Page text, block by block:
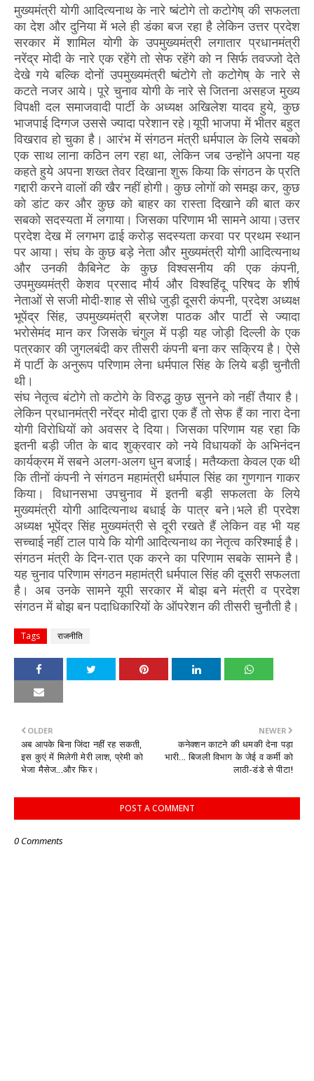
मुख्यमंत्री योगी आदित्यनाथ के नारे ष्बंटोगे तो कटोगेष् की सफलता
का देश और दुनिया में भले ही डंका बज रहा है लेकिन उत्तर प्रदेश
सरकार में शामिल योगी के उपमुख्यमंत्री लगातार प्रधानमंत्री
नरेंद्र मोदी के नारे एक रहेंगे तो सेफ रहेंगे को न सिर्फ तवज्जो देते
देखे गये बल्कि दोनों उपमुख्यमंत्री ष्बंटोगे तो कटोगेष् के नारे से
कटते नजर आये। पूरे चुनाव योगी के नारे से जितना असहज मुख्य
विपक्षी दल समाजवादी पार्टी के अध्यक्ष अखिलेश यादव हुये, कुछ
भाजपाई दिग्गज उससे ज्यादा परेशान रहे।यूपी भाजपा में भीतर बहुत
विखराव हो चुका है। आरंभ में संगठन मंत्री धर्मपाल के लिये सबको
एक साथ लाना कठिन लग रहा था, लेकिन जब उन्होंने अपना यह
कहते हुये अपना शख्त तेवर दिखाना शुरू किया कि संगठन के प्रति
गद्दारी करने वालों की खैर नहीं होगी। कुछ लोगों को समझ कर, कुछ
को डांट कर और कुछ को बाहर का रास्ता दिखाने की बात कर
सबको सदस्यता में लगाया। जिसका परिणाम भी सामने आया।उत्तर
प्रदेश देख में लगभग ढाई करोड़ सदस्यता करवा पर प्रथम स्थान
पर आया। संघ के कुछ बड़े नेता और मुख्यमंत्री योगी आदित्यनाथ
और उनकी कैबिनेट के कुछ विश्वसनीय की एक कंपनी,
उपमुख्यमंत्री केशव प्रसाद मौर्य और विश्वहिंदू परिषद के शीर्ष
नेताओं से सजी मोदी-शाह से सीधे जुड़ी दूसरी कंपनी, प्रदेश अध्यक्ष
भूपेंद्र सिंह, उपमुख्यमंत्री ब्रजेश पाठक और पार्टी से ज्यादा
भरोसेमंद मान कर जिसके चंगुल में पड़ी यह जोड़ी दिल्ली के एक
पत्रकार की जुगलबंदी कर तीसरी कंपनी बना कर सक्रिय है। ऐसे
में पार्टी के अनुरूप परिणाम लेना धर्मपाल सिंह के लिये बड़ी चुनौती
थी।
संघ नेतृत्व बंटोगे तो कटोगे के विरुद्ध कुछ सुनने को नहीं तैयार है।
लेकिन प्रधानमंत्री नरेंद्र मोदी द्वारा एक हैं तो सेफ हैं का नारा देना
योगी विरोधियों को अवसर दे दिया। जिसका परिणाम यह रहा कि
इतनी बड़ी जीत के बाद शुक्रवार को नये विधायकों के अभिनंदन
कार्यक्रम में सबने अलग-अलग धुन बजाई। मतैय्कता केवल एक थी
कि तीनों कंपनी ने संगठन महामंत्री धर्मपाल सिंह का गुणगान गाकर
किया। विधानसभा उपचुनाव में इतनी बड़ी सफलता के लिये
मुख्यमंत्री योगी आदित्यनाथ बधाई के पात्र बने।भले ही प्रदेश
अध्यक्ष भूपेंद्र सिंह मुख्यमंत्री से दूरी रखते हैं लेकिन वह भी यह
सच्चाई नहीं टाल पाये कि योगी आदित्यनाथ का नेतृत्व करिश्माई है।
संगठन मंत्री के दिन-रात एक करने का परिणाम सबके सामने है।
यह चुनाव परिणाम संगठन महामंत्री धर्मपाल सिंह की दूसरी सफलता
है। अब उनके सामने यूपी सरकार में बोझ बने मंत्री व प्रदेश
संगठन में बोझ बन पदाधिकारियों के ऑपरेशन की तीसरी चुनौती है।
Tags राजनीति
NEWER
कनेक्शन काटने की धमकी देना पड़ा
भारी... बिजली विभाग के जेई व कर्मी को
लाठी-डंडे से पीटा!
OLDER
अब आपके बिना जिंदा नहीं रह सकती,
इस कुएं में मिलेगी मेरी लाश, प्रेमी को
भेजा मैसेज...और फिर।
POST A COMMENT
0 Comments